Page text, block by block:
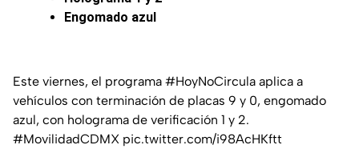
Engomado azul
Este viernes, el programa #HoyNoCircula aplica a
vehículos con terminación de placas 9 y 0, engomado
azul, con holograma de verificación 1 y 2.
#MovilidadCDMX pic.twitter.com/i98AcHKftt